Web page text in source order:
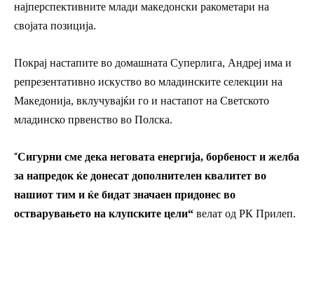
најперспективните млади македонски ракометари на
својата позиција.
Покрај настапите во домашната Суперлига, Андреј има и
репрезентативно искуство во младинските селекции на
Македонија, вклучувајќи го и настапот на Светското
младинско првенство во Полска.
“Сигурни сме дека неговата енергија, борбеност и желба
за напредок ќе донесат дополнителен квалитет во
нашиот тим и ќе бидат значаен придонес во
остварувањето на клупските цели“ велат од РК Прилеп.